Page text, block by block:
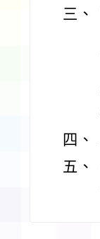
三、
四、
五、